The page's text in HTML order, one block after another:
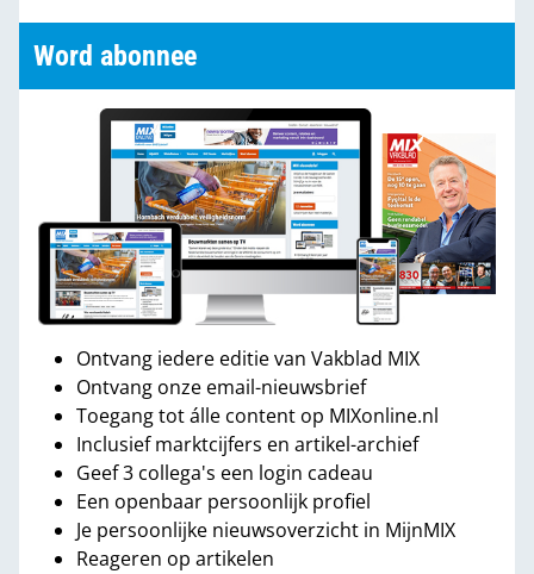
Word abonnee
Ontvang iedere editie van Vakblad MIX
Ontvang onze email-nieuwsbrief
Toegang tot álle content op MIXonline.nl
Inclusief marktcijfers en artikel-archief
Geef 3 collega's een login cadeau
Een openbaar persoonlijk profiel
Je persoonlijke nieuwsoverzicht in MijnMIX
Reageren op artikelen